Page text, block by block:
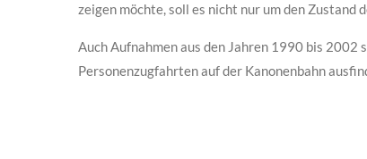
zeigen möchte, soll es nicht nur um den Zustand
Auch Aufnahmen aus den Jahren 1990 bis
Personenzugfahrten auf der Kanonenbahn